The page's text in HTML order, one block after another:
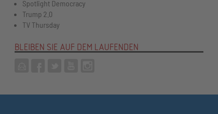
Spotlight Democracy
Trump 2.0
TV Thursday
BLEIBEN SIE AUF DEM LAUFENDEN